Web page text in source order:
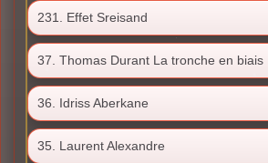
231. Effet Sreisand
37. Thomas Durant La tronche en biais
36. Idriss Aberkane
35. Laurent Alexandre